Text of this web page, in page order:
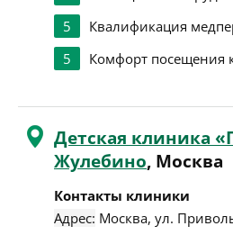
5
Квалификация
5
Комфорт посещения
Детская клиника
Жулебино, Москва
Контакты клиники
Адрес: Москва, ул.